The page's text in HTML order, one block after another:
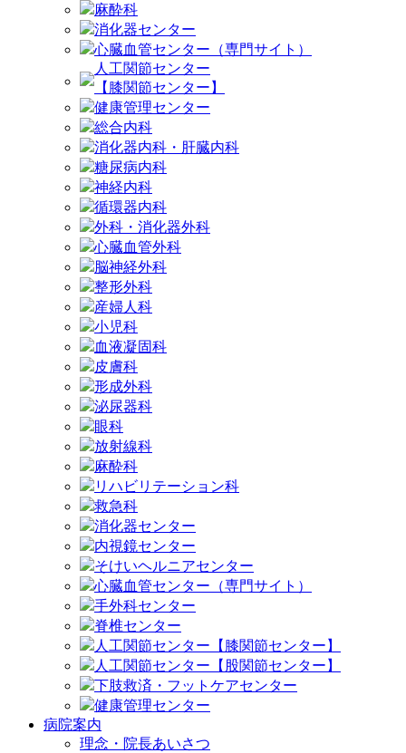
麻酔科
消化器センター
心臓血管センター（専門サイト）
人工関節センター
【膝関節センター】
健康管理センター
総合内科
消化器内科・肝臓内科
糖尿病内科
神経内科
循環器内科
外科・消化器外科
心臓血管外科
脳神経外科
整形外科
産婦人科
小児科
血液凝固科
皮膚科
形成外科
泌尿器科
眼科
放射線科
麻酔科
リハビリテーション科
救急科
消化器センター
内視鏡センター
そけいヘルニアセンター
心臓血管センター（専門サイト）
手外科センター
脊椎センター
人工関節センター【膝関節センター】
人工関節センター【股関節センター】
下肢救済・フットケアセンター
健康管理センター
病院案内
理念・院長あいさつ